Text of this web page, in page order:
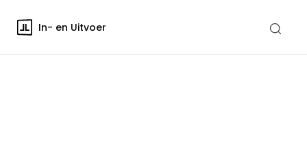
In- en Uitvoer